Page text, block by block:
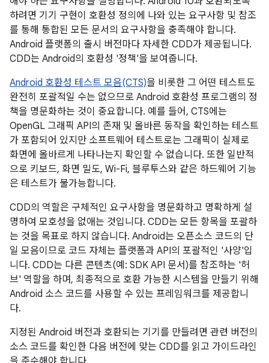
하려면 기기 구현이 호환성 정의에 나와 있는 요구사항 및 참조
를 통해 통합된 모든 문서의 요구사항을 충족해야 합니다.
Android 플랫폼의 출시 버전마다 자세한 CDD가 제공됩니다.
CDD는 Android의 호환성 '정책'을 보여줍니다.
Android 호환성 테스트 모음(CTS)을 비롯한 그 어떤 테스트도
완전히 포괄적일 수는 없으므로 Android 호환성 프로그램의 정
책을 명문화하는 것이 중요합니다. 예를 들어, CTS에는
OpenGL 그래픽 API의 존재 및 올바른 동작을 확인하는 테스트
가 포함되어 있지만 소프트웨어 테스트로는 그래픽이 실제로
화면에 올바르게 나타나는지 확인할 수 없습니다. 또한 일반적
으로 키보드, 화면 밀도, Wi-Fi, 블루투스와 같은 하드웨어 기능
은 테스트가 불가능합니다.
CDD의 역할은 구체적인 요구사항을 명문화하고 명확하게 설
명하여 모호성을 없애는 것입니다. CDD는 모든 항목을 포괄하
는 것을 목표로 하지 않습니다. Android는 오픈소스 코드의 단
일 모음이므로 코드 자체는 플랫폼과 API의 포괄적인 '사양'입
니다. CDD는 다른 콘텐츠(예: SDK API 문서)를 참조하는 '허
브' 역할을 하며, 최종적으로 호환 가능한 시스템을 만들기 위해
Android 소스 코드를 사용할 수 있는 프레임워크를 제공합니
다.
지정된 Android 버전과 호환되는 기기를 만들려면 관련 버전의
소스 코드를 확인한 다음 버전에 맞는 CDD를 읽고 가이드라인